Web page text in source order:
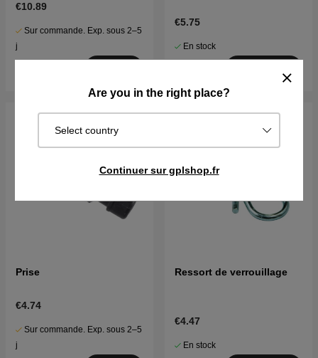
Are you in the right place?
Select country
Continuer sur gplshop.fr
€10.89
Sur commande. Exp. sous 2–5
j
€5.75
En stock
Prise
€4.74
Sur commande. Exp. sous 2–5
j
Ressort de verrouillage
€4.47
En stock